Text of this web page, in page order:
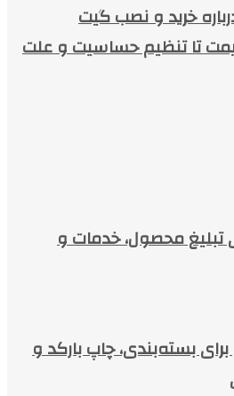
خرید و نصب گیت
تا تنظیم حساسیت و علت
تبلیغ محصول، خدمات و
برای بسته‌بندی، چاپ بارکد و